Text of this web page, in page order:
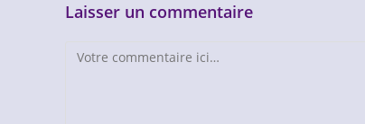
Laisser un commentaire
Comment